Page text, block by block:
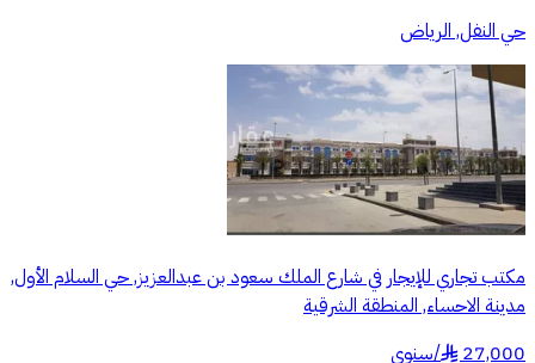
حي النفل, الرياض
مكتب تجاري للإيجار في شارع الملك سعود بن عبدالعزيز, حي السلام الأول,
مدينة الاحساء, المنطقة الشرقية
27,000
§
/سنوي